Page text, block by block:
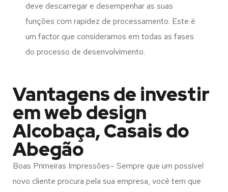
deve descarregar e desempenhar as suas
funções com rapidez de processamento. Este é
um factor que consideramos em todas as fases
do processo de desenvolvimento.
Vantagens de investir
em web design
Alcobaça, Casais do
Abegão
Boas Primeiras Impressões– Sempre que um possível
novo cliente procura pela sua empresa, você tem que